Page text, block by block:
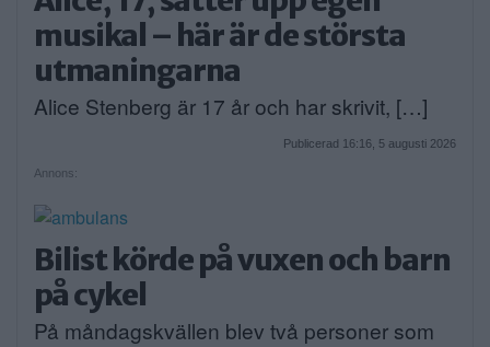
musikal – här är de största
utmaningarna
Alice Stenberg är 17 år och har skrivit, […]
Publicerad 16:16, 5 augusti 2026
Annons:
Bilist körde på vuxen och barn
på cykel
På måndagskvällen blev två personer som